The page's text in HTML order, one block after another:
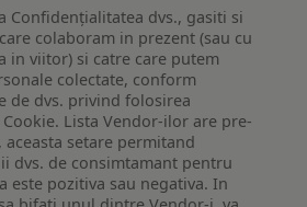
Confidențialitatea dvs., gasiti si
colaboram in prezent (sau cu
in viitor) si catre care putem
colectate, conform
de dvs. privind folosirea
Lista Vendor-ilor are pre-
setare permitand
dvs. de consimtamant pentru
este pozitiva sau negativa. In